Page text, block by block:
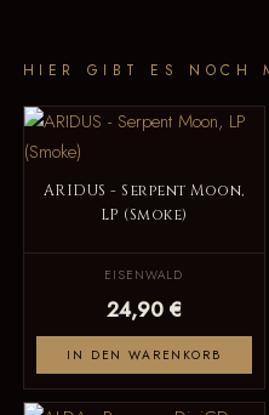
HIER GIBT ES NOCH
ARIDUS - Serpent Moon,
LP (Smoke)
EISENWALD
24,90 €
IN DEN WARENKORB